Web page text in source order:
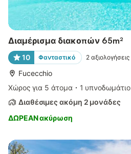
Διαμέρισμα διακοπών 65m²
10 Φανταστικό 2 αξιολογήσεις
Fucecchio
Χώρος για 5 άτομα
1 υπνοδωμάτιο
Διαθέσιμες ακόμη 2 μονάδες
ΔΩΡΕΑΝ ακύρωση